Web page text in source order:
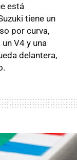
está
tiene un
por curva,
V4 y una
delantera,